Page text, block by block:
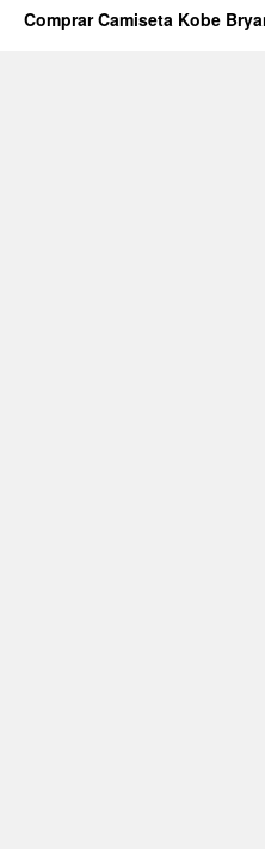
Comprar Camiseta Kobe